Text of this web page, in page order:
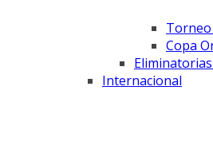
Copa
Internacional